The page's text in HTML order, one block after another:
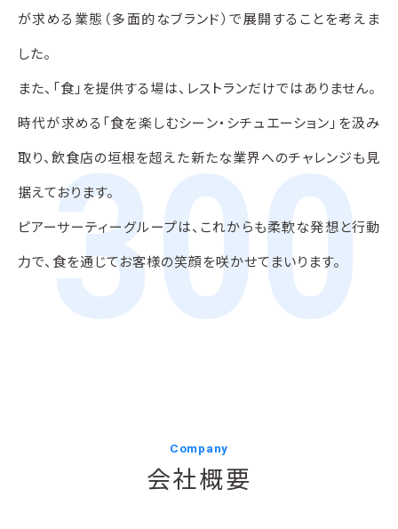
が求める業態（多面的なブランド）で展開することを考えま
した。
また、「食」を提供する場は、レストランだけではありません。
時代が求める「食を楽しむシーン・シチュエーション」を汲み
取り、飲食店の垣根を超えた新たな業界へのチャレンジも見
据えております。
ピアーサーティーグループは、これからも柔軟な発想と行動
力で、 食を通じてお客様の笑顔を咲かせてまいります。
300
Company
会社概要